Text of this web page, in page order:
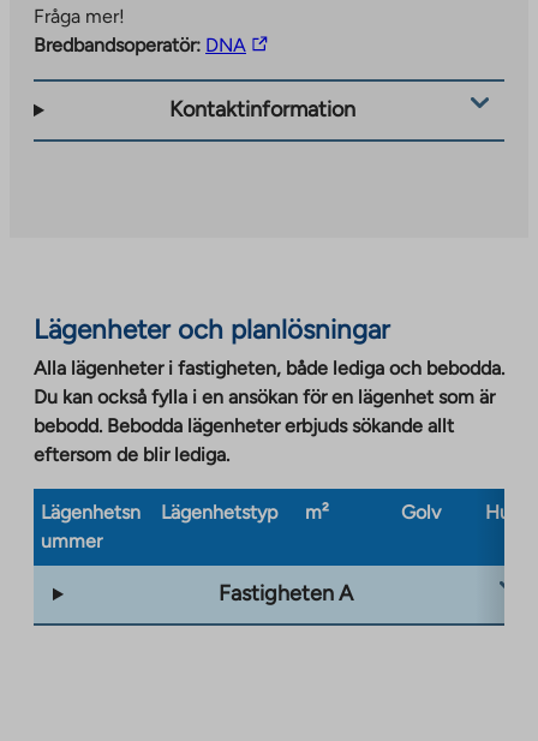
Fråga mer!
Bredbandsoperatör: DNA The
takes
in
a
new
tab
Kontaktinformation
Lägenheter och planlösningar
Alla lägenheter i fastigheten, både lediga och bebodda.
Du kan också fylla i en ansökan för en lägenhet som är
bebodd. Bebodda lägenheter erbjuds sökande allt
eftersom de blir lediga.
Lägenhetsn
ummer
Lägenhetstyp m² Golv
Fastigheten A